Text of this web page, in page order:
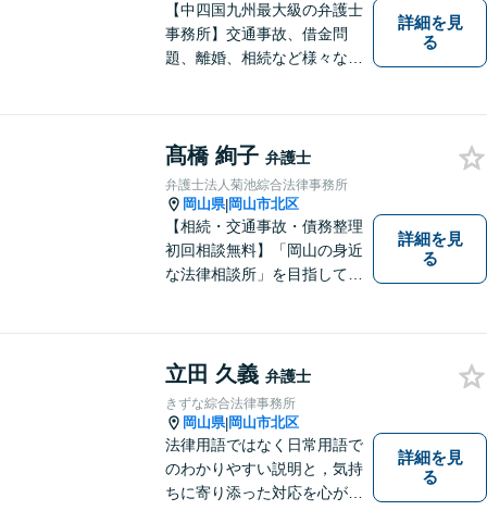
【中四国九州最大級の弁護士
事務所】交通事故、借金問
題、離婚、相続など様々な問
い！
詳細を見
る
髙橋 絢子 弁護士
弁護士法人菊池綜合法律事務所
岡山県|岡山市北区
【相続・交通事故・債務整理
初回相談無料】「岡山の身近
な法律相談所」を目指してい
んなささいなことでも構いま
せん。お気軽にご相談くださ
い。【土曜日も受付可能】
【専用駐車場あり】
詳細を見
る
立田 久義 弁護士
きずな綜合法律事務所
岡山県|岡山市北区
法律用語ではなく日常用語で
のわかりやすい説明と，気持
ちに寄り添った対応を心がけ
詳細を見
る